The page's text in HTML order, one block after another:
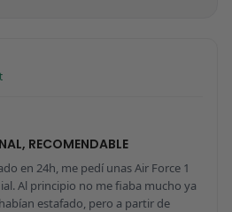
RECOMENDABLE
en 24h, me pedí unas Air Force 1
Al principio no me fiaba mucho ya
estafado, pero a partir de